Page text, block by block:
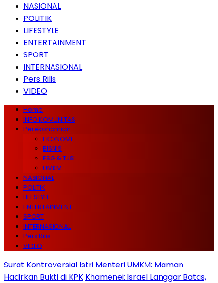
NASIONAL
POLITIK
LIFESTYLE
ENTERTAINMENT
SPORT
INTERNASIONAL
Pers Rilis
VIDEO
Home
INFO KOMUNITAS
Perekonomian
EKONOMI
BISNIS
ESG & TJSL
UMKM
NASIONAL
POLITIK
LIFESTYLE
ENTERTAINMENT
SPORT
INTERNASIONAL
Pers Rilis
VIDEO
Surat Kontroversial Istri Menteri UMKM: Maman
Hadirkan Bukti di KPK Khamenei: Israel Langgar Batas,